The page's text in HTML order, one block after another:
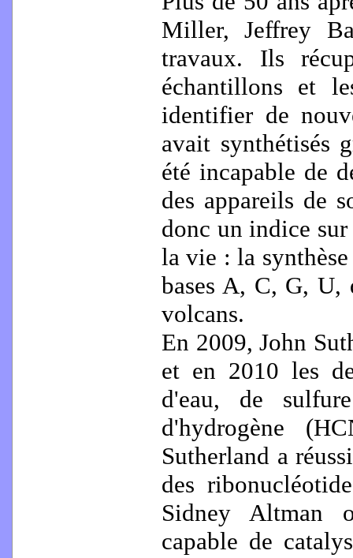
Miller, Jeffrey
travaux. Ils
échantillons et
identifier de
avait synthétisés
été incapable de
des appareils de
donc un indice sur
la vie : la
bases A, C, G, U,
volcans.
En 2009, John
et en 2010 les
d'eau, de
d'hydrogène
Sutherland a
des
Sidney Altman
capable de